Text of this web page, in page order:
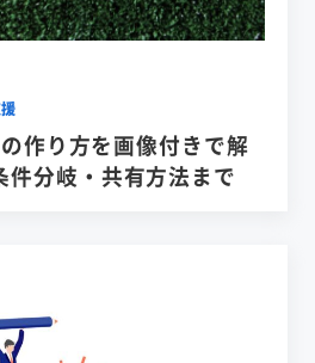
作り方を画像付きで解
件分岐・共有方法まで